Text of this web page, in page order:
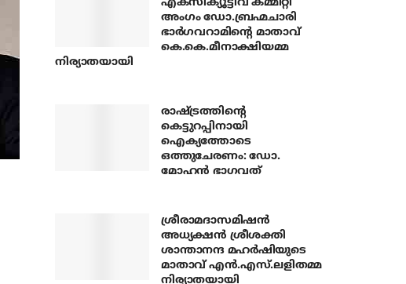
അംഗം ഡോ.ബ്രഹ്മചാരി
ഭാര്‍ഗവറാമിന്റെ മാതാവ്
കെ.കെ.മീനാക്ഷിയമ്മ
നിര്യാതയായി
രാഷ്ട്രത്തിന്റെ
കെട്ടുറപ്പിനായി
ഐക്യത്തോടെ
ഒത്തുചേരണം: ഡോ.
മോഹന്‍ ഭാഗവത്
ശ്രീരാമദാസമിഷന്‍
അധ്യക്ഷന്‍ ശ്രീശക്തി
ശാന്താനന്ദ മഹര്‍ഷിയുടെ
മാതാവ് എന്‍.എസ്.ലളിതമ്മ
നിര്യാതയായി